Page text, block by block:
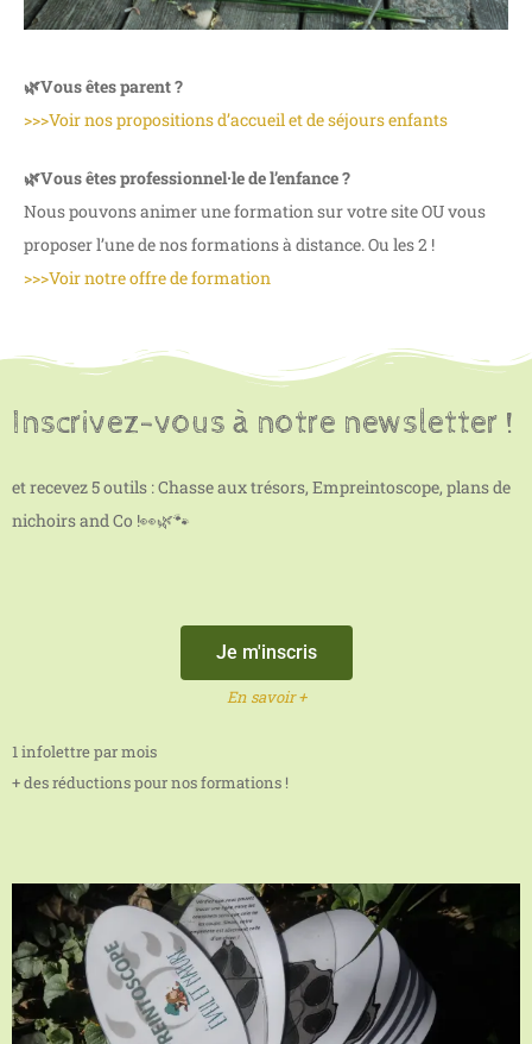
🌿Vous êtes parent ?
>>>Voir nos propositions d’accueil et de séjours enfants
🌿Vous êtes professionnel·le de l’enfance ?
Nous pouvons animer une formation sur votre site OU vous
proposer l’une de nos formations à distance. Ou les 2 !
>>>Voir notre offre de formation
Inscrivez-vous à notre newsletter !
et recevez 5 outils : Chasse aux trésors, Empreintoscope, plans de
nichoirs and Co !👀🌿🐾
Je m'inscris
En savoir +
1 infolettre par mois
+ des réductions pour nos formations !